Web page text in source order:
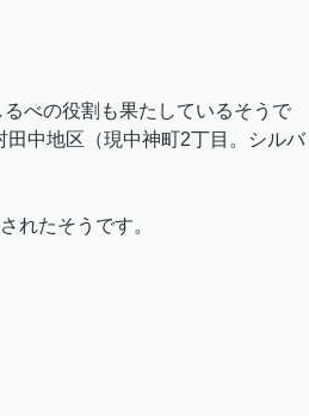
べの役割も果たしているそうで
中地区（現中神町2丁目。シルバ
れたそうです。